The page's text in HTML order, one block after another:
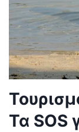
Τα SOS